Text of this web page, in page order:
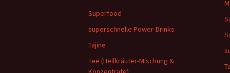
Superfood
superschnelle Power-Drinks
Tajine
Tee (Heilkräuter-Mischung &